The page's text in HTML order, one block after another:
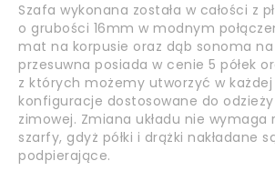
Szafa wykonana została w całości z
o grubości 16mm w modnym
mat na korpusie oraz dąb sonoma
przesuwna posiada w cenie 5 półek
z których możemy utworzyć w
konfiguracje dostosowane do
zimowej. Zmiana układu nie wymaga
szarfy, gdyż półki i drążki nakładane
podpierające.